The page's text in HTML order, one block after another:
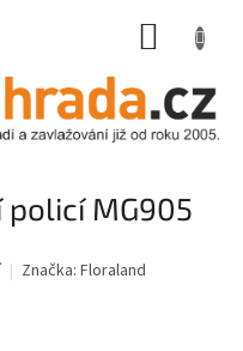
MG905
Značka: Floraland